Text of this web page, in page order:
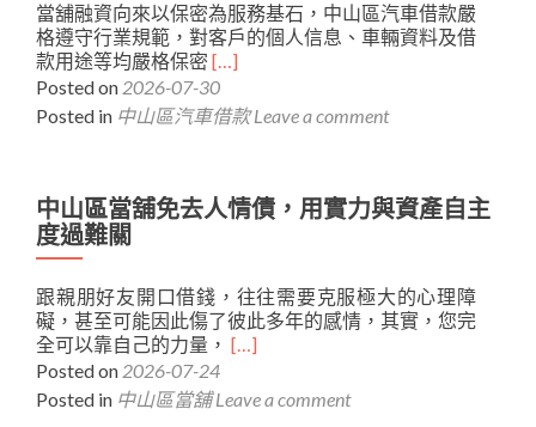
得
見，
台
北
當
信
最
堅
實
的
防
當舖融資向來以保密為服務基石，中山區汽車借款嚴
格遵守行業規範，對客戶的個人信息、車輛資料及借
款用途等均嚴格保密 Read
more
about
中
汽
車
絕
對
保
密
原
[…]
Posted on 2026-07-30
Posted in 中山區汽車借款 Leave a comment
中山區當舖免去人情債，用實力與資產自主
度過難關
跟親朋好友開口借錢，往往需要克服極大的心理障
礙，甚至可能因此傷了彼此多年的感情，其實，您完
全可以靠自己的力量， Read
中
[…]
Posted on 2026-07-24
Posted in 中山區當舖 Leave a comment